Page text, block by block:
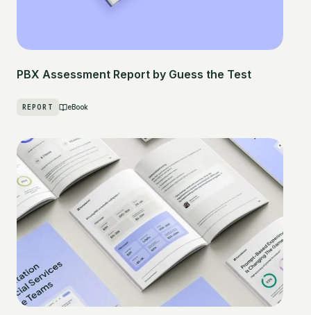
PBX Assessment Report by Guess the Test
REPORT eBook